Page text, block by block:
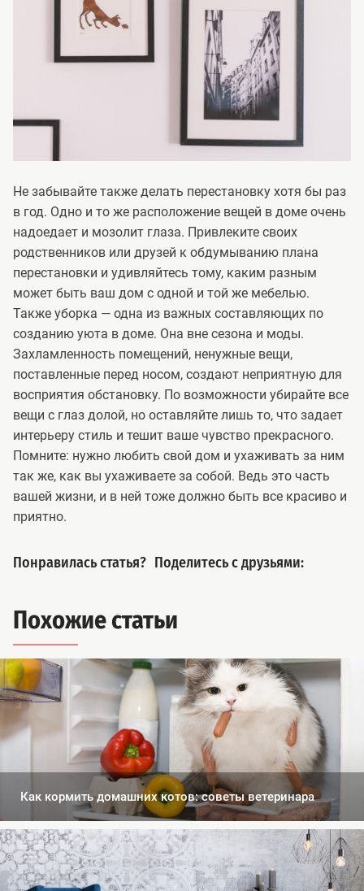
Не забывайте также делать перестановку хотя бы раз
в год. Одно и то же расположение вещей в доме очень
надоедает и мозолит глаза. Привлеките своих
родственников или друзей к обдумыванию плана
перестановки и удивляйтесь тому, каким разным
может быть ваш дом с одной и той же мебелью.
Также уборка — одна из важных составляющих по
созданию уюта в доме. Она вне сезона и моды.
Захламленность помещений, ненужные вещи,
поставленные перед носом, создают неприятную для
восприятия обстановку. По возможности убирайте все
вещи с глаз долой, но оставляйте лишь то, что задает
интерьеру стиль и тешит ваше чувство прекрасного.
Помните: нужно любить свой дом и ухаживать за ним
так же, как вы ухаживаете за собой. Ведь это часть
вашей жизни, и в ней тоже должно быть все красиво и
приятно.
Понравилась статья? Поделитесь с друзьями:
Похожие статьи
Как кормить домашних котов: советы ветеринара